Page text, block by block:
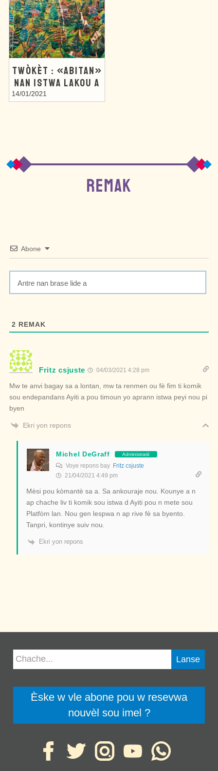
TWÒKÈT : «ABITAN»
NAN ISTWA LAKOU A
14/01/2021
REMAK
Abone
2 REMAK
Fritz csjuste 04/03/2021 4:28 pm
Mw te anvi bagay sa a lontan, mw ta renmen ou fè fim ti komik
sou endepandans Ayiti a pou timoun yo aprann istwa peyi nou pi
byen
Ekri yon repons
Michel DeGraff Administratè
Voye repons bay Fritz csjuste
21/04/2021 4:49 pm
Mèsi pou kòmantè sa a. Sa ankouraje nou. Kounye a n
ap chache liv ti komik sou istwa d Ayiti pou n mete sou
Platfòm lan. Nou gen lespwa n ap rive fè sa byento.
Tanpri, kontinye suiv nou.
Ekri yon repons
Èske w vle abone pou w resevwa
nouvèl sou imel ?